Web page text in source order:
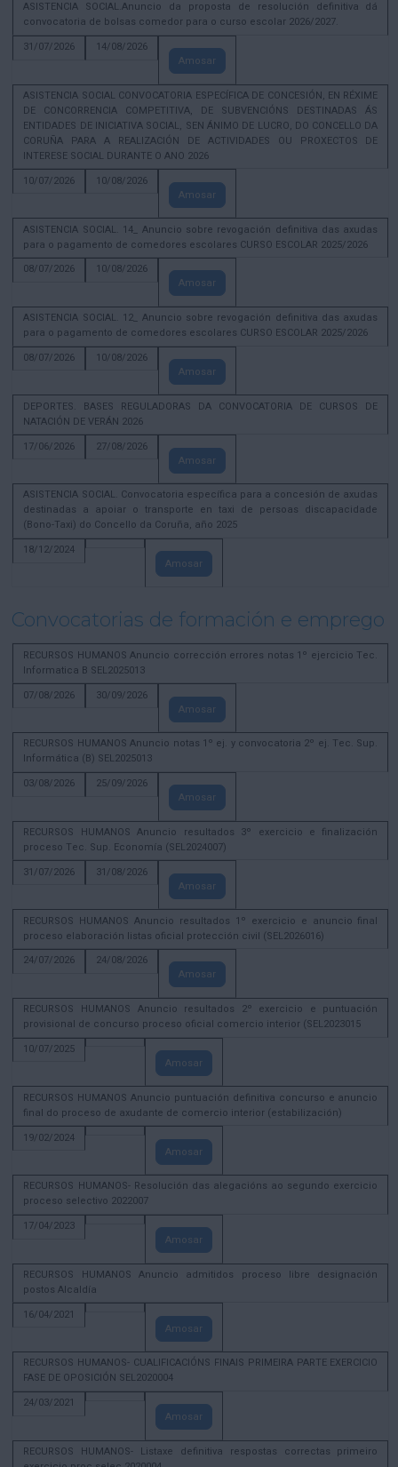
ASISTENCIA SOCIAL.Anuncio da proposta de resolución definitiva dá
convocatoria de bolsas comedor para o curso escolar 2026/2027.
31/07/2026
14/08/2026
Amosar
ASISTENCIA SOCIAL CONVOCATORIA ESPECÍFICA DE CONCESIÓN, EN RÉXIME
DE CONCORRENCIA COMPETITIVA, DE SUBVENCIÓNS DESTINADAS ÁS
ENTIDADES DE INICIATIVA SOCIAL, SEN ÁNIMO DE LUCRO, DO CONCELLO DA
CORUÑA PARA A REALIZACIÓN DE ACTIVIDADES OU PROXECTOS DE
INTERESE SOCIAL DURANTE O ANO 2026
10/07/2026
10/08/2026
Amosar
ASISTENCIA SOCIAL. 14_ Anuncio sobre revogación definitiva das axudas
para o pagamento de comedores escolares CURSO ESCOLAR 2025/2026
08/07/2026
10/08/2026
Amosar
ASISTENCIA SOCIAL. 12_ Anuncio sobre revogación definitiva das axudas
para o pagamento de comedores escolares CURSO ESCOLAR 2025/2026
08/07/2026
10/08/2026
Amosar
DEPORTES. BASES REGULADORAS DA CONVOCATORIA DE CURSOS DE
NATACIÓN DE VERÁN 2026
17/06/2026
27/08/2026
Amosar
ASISTENCIA SOCIAL. Convocatoria específica para a concesión de axudas
destinadas a apoiar o transporte en taxi de persoas discapacidade
(Bono-Taxi) do Concello da Coruña, año 2025
18/12/2024
Amosar
Convocatorias de formación e emprego
RECURSOS HUMANOS Anuncio corrección errores notas 1º ejercicio Tec.
Informatica B SEL2025013
07/08/2026
30/09/2026
Amosar
RECURSOS HUMANOS Anuncio notas 1º ej. y convocatoria 2º ej. Tec. Sup.
Informática (B) SEL2025013
03/08/2026
25/09/2026
Amosar
RECURSOS HUMANOS Anuncio resultados 3º exercicio e finalización
proceso Tec. Sup. Economía (SEL2024007)
31/07/2026
31/08/2026
Amosar
RECURSOS HUMANOS Anuncio resultados 1º exercicio e anuncio final
proceso elaboración listas oficial protección civil (SEL2026016)
24/07/2026
24/08/2026
Amosar
RECURSOS HUMANOS Anuncio resultados 2º exercicio e puntuación
provisional de concurso proceso oficial comercio interior (SEL2023015
10/07/2025
Amosar
RECURSOS HUMANOS Anuncio puntuación definitiva concurso e anuncio
final do proceso de axudante de comercio interior (estabilización)
19/02/2024
Amosar
RECURSOS HUMANOS- Resolución das alegacións ao segundo exercicio
proceso selectivo 2022007
17/04/2023
Amosar
RECURSOS HUMANOS Anuncio admitidos proceso libre designación
postos Alcaldía
16/04/2021
Amosar
RECURSOS HUMANOS- CUALIFICACIÓNS FINAIS PRIMEIRA PARTE EXERCICIO
FASE DE OPOSICIÓN SEL2020004
24/03/2021
Amosar
RECURSOS HUMANOS- Listaxe definitiva respostas correctas primeiro